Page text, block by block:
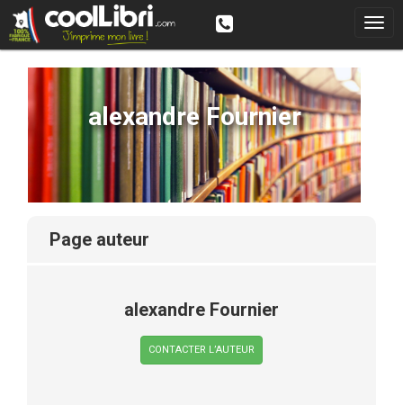
alexandre Fournier
page auteur
alexandre Fournier
CONTACTER L’AUTEUR